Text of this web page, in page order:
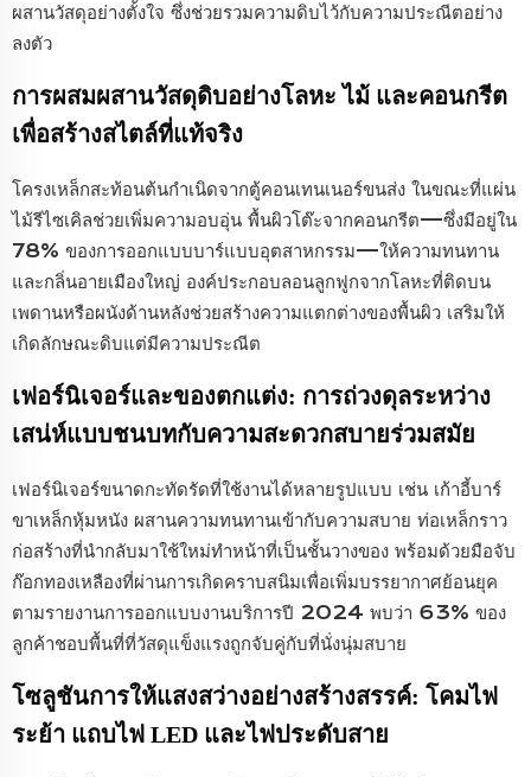
ผสานวัสดุอย่างตั้งใจ ซึ่งช่วยรวมความดิบไว้กับความประณีตอย่าง
ลงตัว
การผสมผสานวัสดุดิบอย่างโลหะ ไม้ และคอนกรีต
เพื่อสร้างสไตล์ที่แท้จริง
โครงเหล็กสะท้อนต้นกำเนิดจากตู้คอนเทนเนอร์ขนส่ง ในขณะที่แผ่น
ไม้รีไซเคิลช่วยเพิ่มความอบอุ่น พื้นผิวโต๊ะจากคอนกรีต—ซึ่งมีอยู่ใน
78% ของการออกแบบบาร์แบบอุตสาหกรรม—ให้ความทนทาน
และกลิ่นอายเมืองใหญ่ องค์ประกอบลอนลูกฟูกจากโลหะที่ติดบน
เพดานหรือผนังด้านหลังช่วยสร้างความแตกต่างของพื้นผิว เสริมให้
เกิดลักษณะดิบแต่มีความประณีต
เฟอร์นิเจอร์และของตกแต่ง: การถ่วงดุลระหว่าง
เสน่ห์แบบชนบทกับความสะดวกสบายร่วมสมัย
เฟอร์นิเจอร์ขนาดกะทัดรัดที่ใช้งานได้หลายรูปแบบ เช่น เก้าอี้บาร์
ขาเหล็กหุ้มหนัง ผสานความทนทานเข้ากับความสบาย ท่อเหล็กราว
ก่อสร้างที่นำกลับมาใช้ใหม่ทำหน้าที่เป็นชั้นวางของ พร้อมด้วยมือจับ
ก๊อกทองเหลืองที่ผ่านการเกิดคราบสนิมเพื่อเพิ่มบรรยากาศย้อนยุค
ตามรายงานการออกแบบงานบริการปี 2024 พบว่า 63% ของ
ลูกค้าชอบพื้นที่ที่วัสดุแข็งแรงถูกจับคู่กับที่นั่งนุ่มสบาย
โซลูชันการให้แสงสว่างอย่างสร้างสรรค์: โคมไฟ
ระย้า แถบไฟ LED และไฟประดับสาย